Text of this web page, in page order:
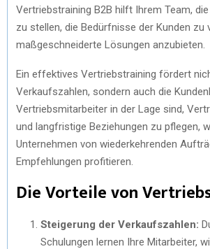
Vertriebstraining B2B hilft Ihrem Team,
zu stellen, die Bedürfnisse der Kunden zu
maßgeschneiderte Lösungen anzubieten.
Ein effektives Vertriebstraining fördert
Verkaufszahlen, sondern auch die
Vertriebsmitarbeiter in der Lage sind,
und langfristige Beziehungen zu pflegen,
Unternehmen von wiederkehrenden
Empfehlungen profitieren.
Die Vorteile von
Steigerung der Verkaufszahlen:
Schulungen lernen Ihre Mitarbeiter,